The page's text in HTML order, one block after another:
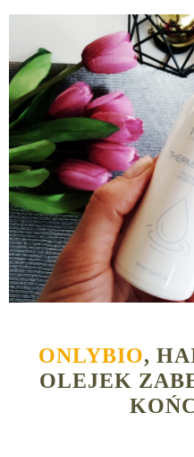
ONLYBIO,
OLEJEK